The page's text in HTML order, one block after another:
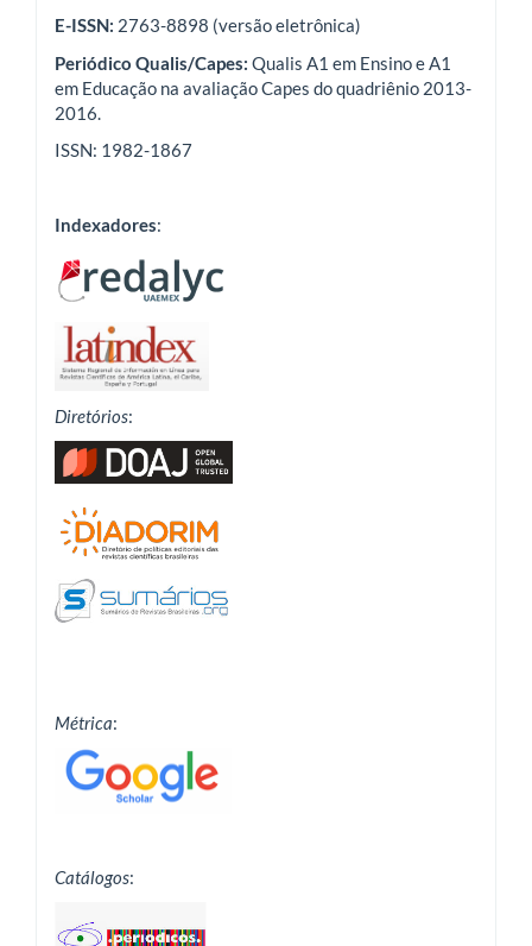
E-ISSN: 2763-8898 (versão eletrônica)
Periódico Qualis/Capes: Qualis A1 em Ensino e A1
em Educação na avaliação Capes do quadriênio 2013-
2016.
ISSN: 1982-1867
Indexadores:
Diretórios:
Métrica:
Catálogos: